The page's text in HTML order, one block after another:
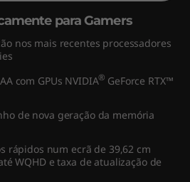
para Gamers
nos mais recentes processadores
com GPUs NVIDIA® GeForce RTX™
de nova geração da memória
rápidos num ecrã de 39,62 cm
WQHD e taxa de atualização de